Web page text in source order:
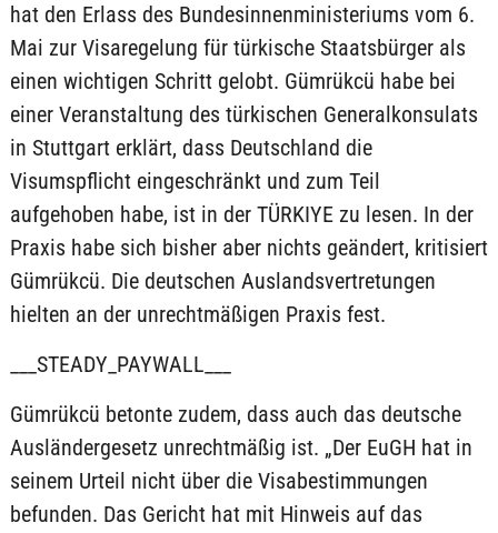
hat den Erlass des Bundesinnenministeriums vom 6.
Mai zur Visaregelung für türkische Staatsbürger als
einen wichtigen Schritt gelobt. Gümrükcü habe bei
einer Veranstaltung des türkischen Generalkonsulats
in Stuttgart erklärt, dass Deutschland die
Visumspflicht eingeschränkt und zum Teil
aufgehoben habe, ist in der TÜRKIYE zu lesen. In der
Praxis habe sich bisher aber nichts geändert, kritisiert
Gümrükcü. Die deutschen Auslandsvertretungen
hielten an der unrechtmäßigen Praxis fest.
___STEADY_PAYWALL___
Gümrükcü betonte zudem, dass auch das deutsche
Ausländergesetz unrechtmäßig ist. „Der EuGH hat in
seinem Urteil nicht über die Visabestimmungen
befunden. Das Gericht hat mit Hinweis auf das